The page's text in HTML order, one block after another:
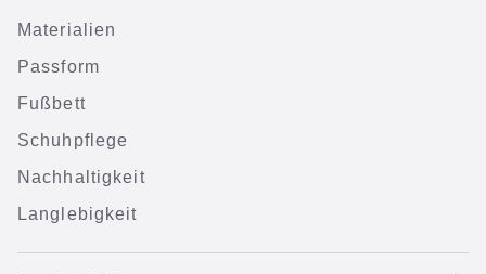
Materialien
Passform
Fußbett
Schuhpflege
Nachhaltigkeit
Langlebigkeit